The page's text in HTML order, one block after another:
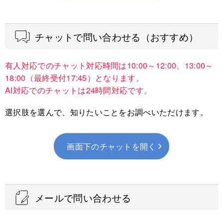
1）ブラウザから マイページのログイン画面にアクセスし
※IDからアプリに移行した方のログイン方法は、ID/パスワード入
力から安全なQRコード認証へ変更されています。
※ID/パスワードでログインした場合は、「IDまたはパスワードを
する（QRコード表示）」をタップし、QRコードを読み込
むと、マイページにログインできます。
チャットで問い合わせる（おすすめ）
有人対応でのチャット対応時間は10:00～12:00、13:00～
18:00（最終受付17:45）となります。
AI対応でのチャットは24時間対応です。
選択肢を選んで、知りたいことをお調べいただけます。
画面下のチャットを開く
メールで問い合わせる